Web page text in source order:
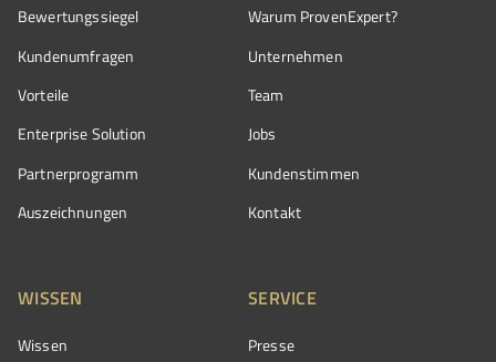
Bewertungssiegel
Kundenumfragen
Vorteile
Enterprise Solution
Partnerprogramm
Auszeichnungen
Warum ProvenExpert?
Unternehmen
Team
Jobs
Kundenstimmen
Kontakt
WISSEN
Wissen
SERVICE
Presse